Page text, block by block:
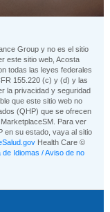
Group y no es el sitio
este sitio web, Acosta
todas las leyes federales
155.220 (c) y (d) y las
la privacidad y seguridad
que este sitio web no
(QHP) que se ofrecen
Para ver
en su estado, vaya al sitio
Health Care ©
de Idiomas / Aviso de no